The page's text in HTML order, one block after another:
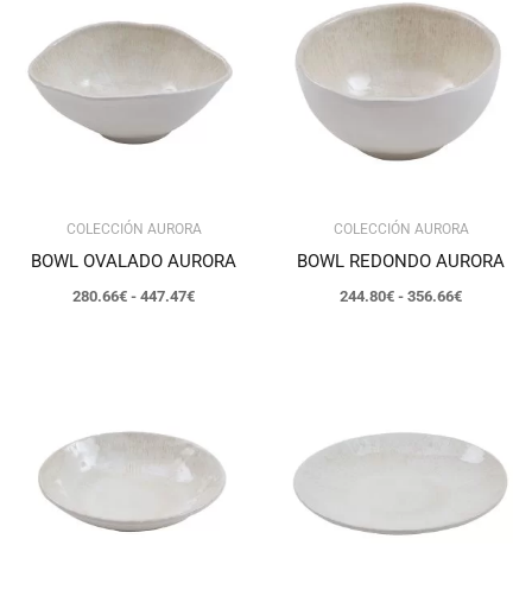
COLECCIÓN AURORA
BOWL OVALADO AURORA
280.66€ - 447.47€
280.66€
hasta
447.47€
COLECCIÓN AURORA
BOWL REDONDO AURORA
244.80€ - 356.66€
precios:
desde
244.80€
hasta
356.66€
172.13€
hasta
350.69€
285.90€
369.87€